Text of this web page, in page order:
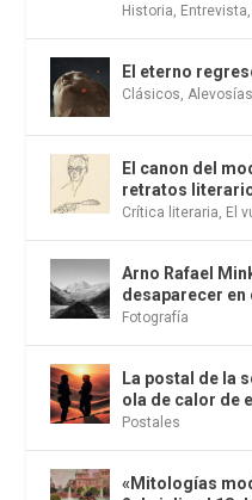
Historia Entrevista
El eterno
Clásicos Alevosías
El canon del
retratos
Crítica literaria El
Arno Rafael
desaparecer en
Fotografía
La postal de la
ola de calor de
Postales
«Mitologías